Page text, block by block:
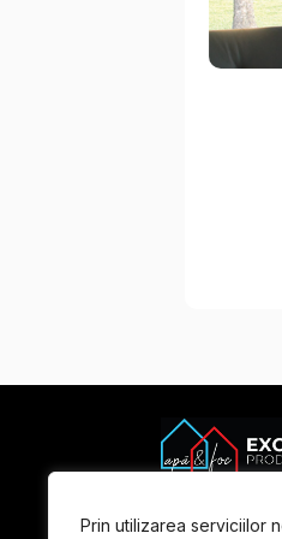
Prin utilizarea serviciilor